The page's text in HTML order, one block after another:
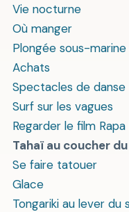
Vie nocturne
Où manger
Plongée sous-
Achats
Spectacles de danse
Surf sur les vagues
Regarder le film Rapa
Tahaï au coucher
Se faire tatouer
Glace
Tongariki au lever du